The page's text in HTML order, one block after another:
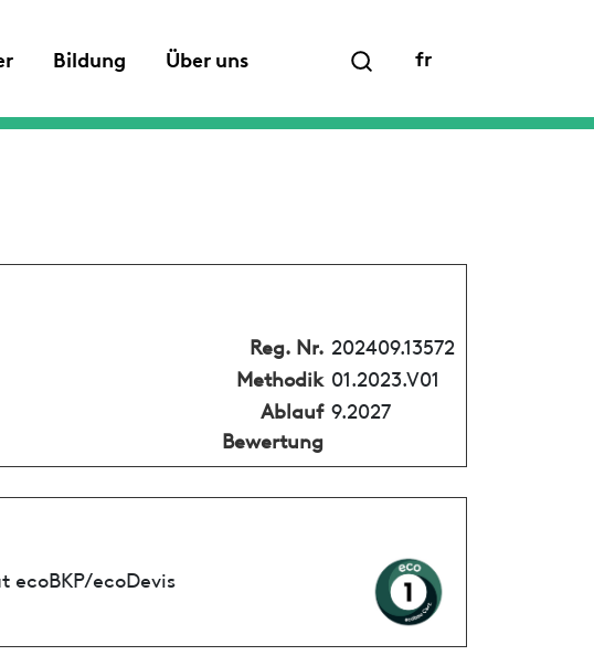
Bildung Über uns fr
Reg. Nr. 202409.13572
Methodik 01.2023.V01
Ablauf
Bewertung
9.2027
ecoBKP/ecoDevis